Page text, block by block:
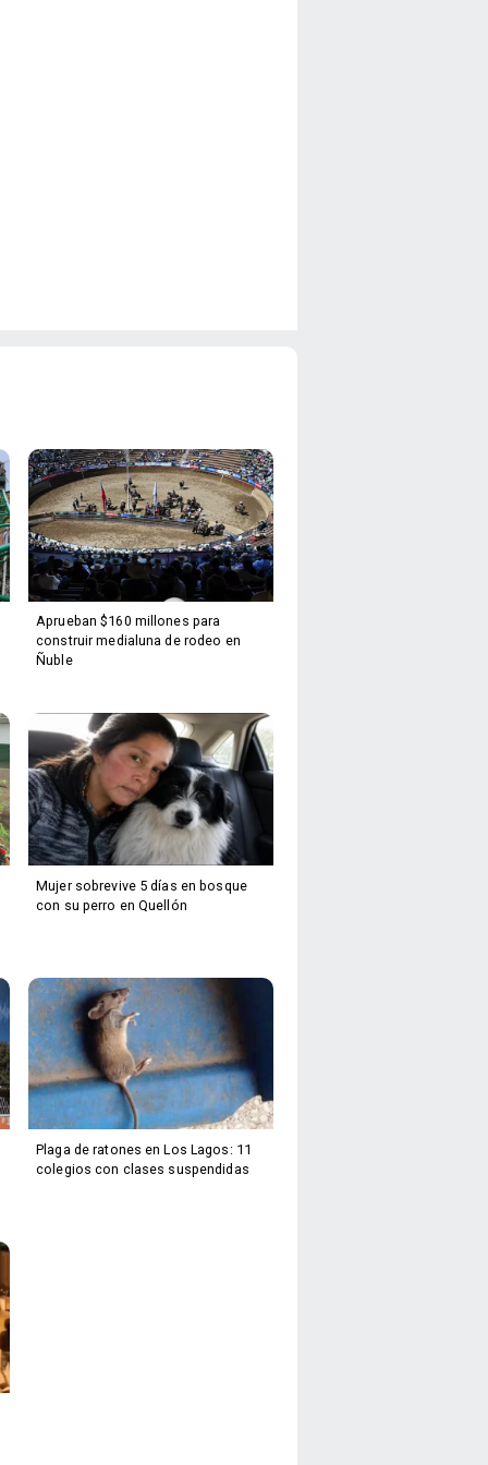
Aprueban $160 millones para
construir medialuna de rodeo en
Ñuble
Mujer sobrevive 5 días en bosque
con su perro en Quellón
Plaga de ratones en Los Lagos: 11
colegios con clases suspendidas